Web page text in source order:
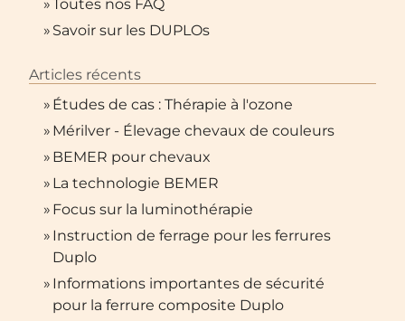
»Toutes nos FAQ
» Savoir sur les DUPLOs
Articles récents
» Études de cas : Thérapie à l'ozone
» Mérilver - Élevage chevaux de couleurs
» BEMER pour chevaux
» La technologie BEMER
» Focus sur la luminothérapie
» Instruction de ferrage pour les ferrures
Duplo
» Informations importantes de sécurité
pour la ferrure composite Duplo